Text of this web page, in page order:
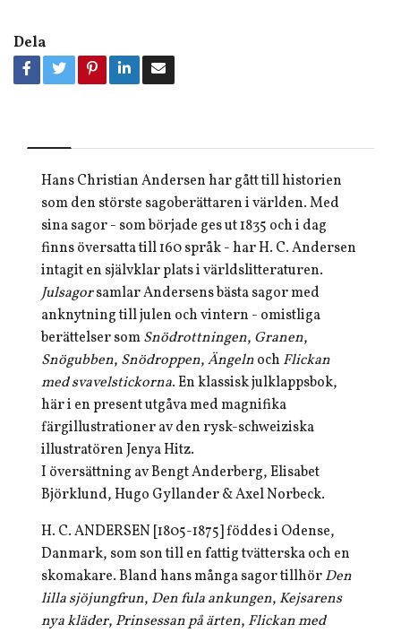
Dela
Hans Christian Andersen har gått till historien
som den störste sagoberättaren i världen. Med
sina sagor - som började ges ut 1835 och i dag
finns översatta till 160 språk - har H. C. Andersen
intagit en självklar plats i världslitteraturen.
Julsagorsamlar Andersens bästa sagor med
anknytning till julen och vintern - omistliga
berättelser somSnödrottningen, Granen,
Snögubben, Snödroppen,Ängelnoch Flickan
med svavelstickorna. En klassisk julklappsbok,
här i en present utgåva med magnifika
färgillustrationer av den rysk-schweiziska
illustratören Jenya Hitz.
I översättning av Bengt Anderberg, Elisabet
Björklund, Hugo Gyllander & Axel Norbeck.
H. C. ANDERSEN [1805-1875] föddes i Odense,
Danmark, som son till en fattig tvätterska och en
skomakare. Bland hans många sagor tillhörDen
lilla sjöjungfrun, Den fula ankungen, Kejsarens
nya kläder, Prinsessan på ärten, Flickan med